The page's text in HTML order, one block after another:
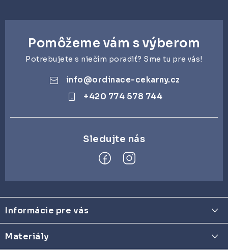
Pomôžeme vám s výberom
Potrebujete s niečím poradiť? Sme tu pre vás!
info@ordinace-cekarny.cz
+420 774 578 744
á
p
ä
Informácie pre vás
Materiály